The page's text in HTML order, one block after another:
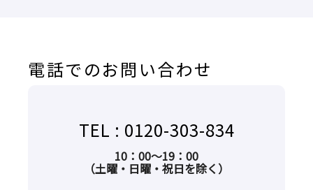
電話でのお問い合わせ
TEL : 0120-303-834
10：00～19：00
（土曜・日曜・祝日を除く）